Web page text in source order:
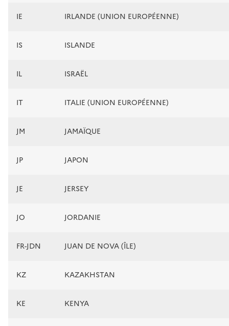
IE IRLANDE (UNION EUROPÉENNE)
IS ISLANDE
IL ISRAËL
IT ITALIE (UNION EUROPÉENNE)
JM JAMAÏQUE
JP JAPON
JE JERSEY
JO JORDANIE
FR-JDN JUAN DE NOVA (ÎLE)
KZ KAZAKHSTAN
KE KENYA